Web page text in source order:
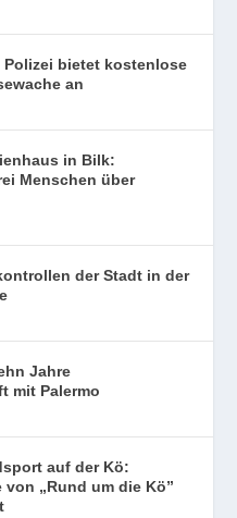
bietet kostenlose
an
in Bilk:
Menschen über
der Stadt in der
Jahre
mit Palermo
auf der Kö:
„Rund um die Kö”